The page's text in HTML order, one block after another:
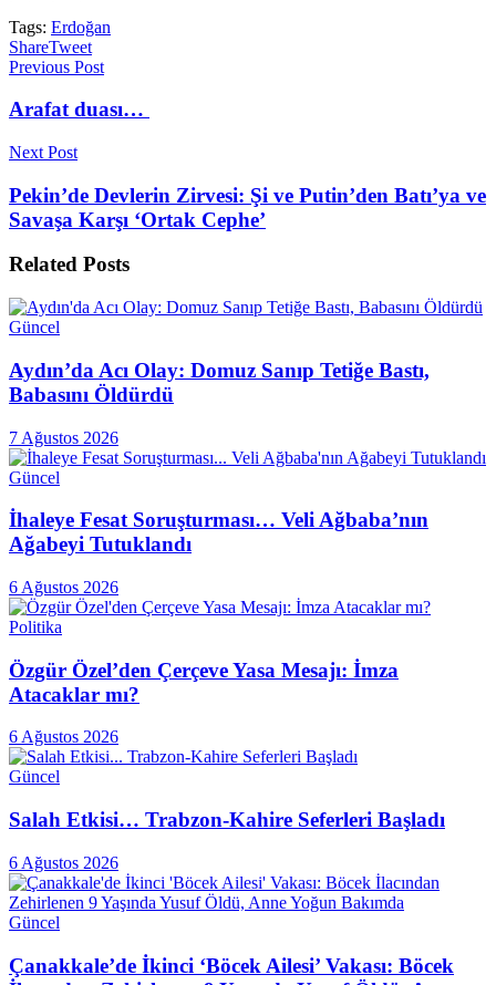
Tags: Erdoğan
ShareTweet
Previous Post
Arafat duası…
Next Post
Pekin’de Devlerin Zirvesi: Şi ve Putin’den Batı’ya ve
Savaşa Karşı ‘Ortak Cephe’
Related Posts
Güncel
Aydın’da Acı Olay: Domuz Sanıp Tetiğe Bastı,
Babasını Öldürdü
7 Ağustos 2026
Güncel
İhaleye Fesat Soruşturması… Veli Ağbaba’nın
Ağabeyi Tutuklandı
6 Ağustos 2026
Politika
Özgür Özel’den Çerçeve Yasa Mesajı: İmza
Atacaklar mı?
6 Ağustos 2026
Güncel
Salah Etkisi… Trabzon-Kahire Seferleri Başladı
6 Ağustos 2026
Güncel
Çanakkale’de İkinci ‘Böcek Ailesi’ Vakası: Böcek